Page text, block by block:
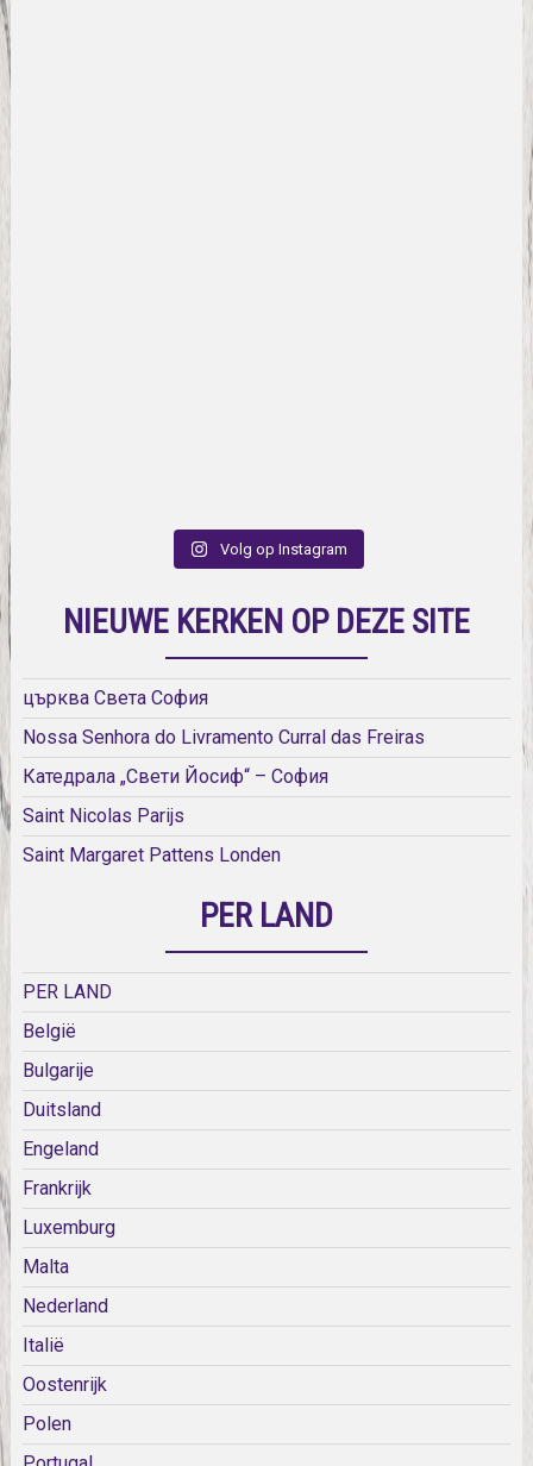
Volg op Instagram
NIEUWE KERKEN OP DEZE SITE
църква Света София
Nossa Senhora do Livramento Curral das Freiras
Катедрала „Свети Йосиф“ – София
Saint Nicolas Parijs
Saint Margaret Pattens Londen
PER LAND
PER LAND
België
Bulgarije
Duitsland
Engeland
Frankrijk
Luxemburg
Malta
Nederland
Italië
Oostenrijk
Polen